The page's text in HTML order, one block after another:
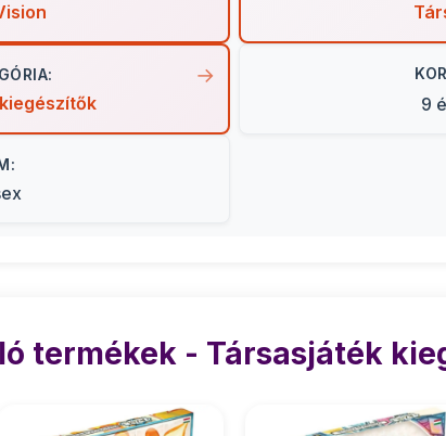
9
termékek - Társasjáték